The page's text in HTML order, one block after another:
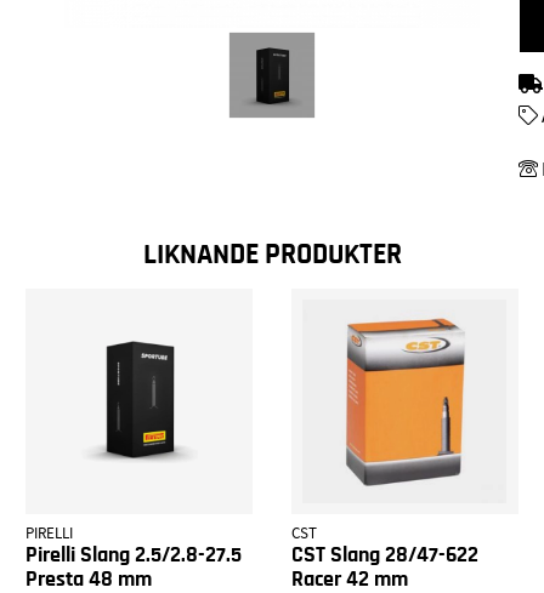
LIKNANDE PRODUKTER
PIRELLI
Pirelli Slang 2.5/2.8-27.5
Presta 48 mm
CST
CST Slang 28/47-622
Racer 42 mm